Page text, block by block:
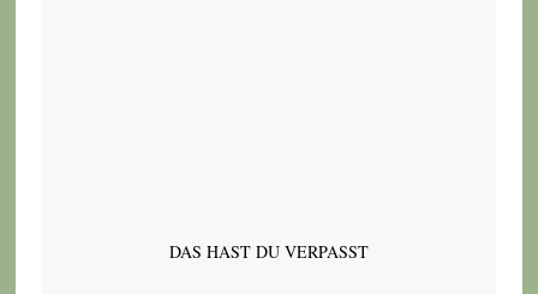
DAS HAST DU VERPASST